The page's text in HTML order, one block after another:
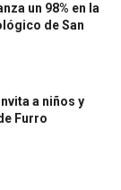
un 98% en la
de San
a niños y
Furro